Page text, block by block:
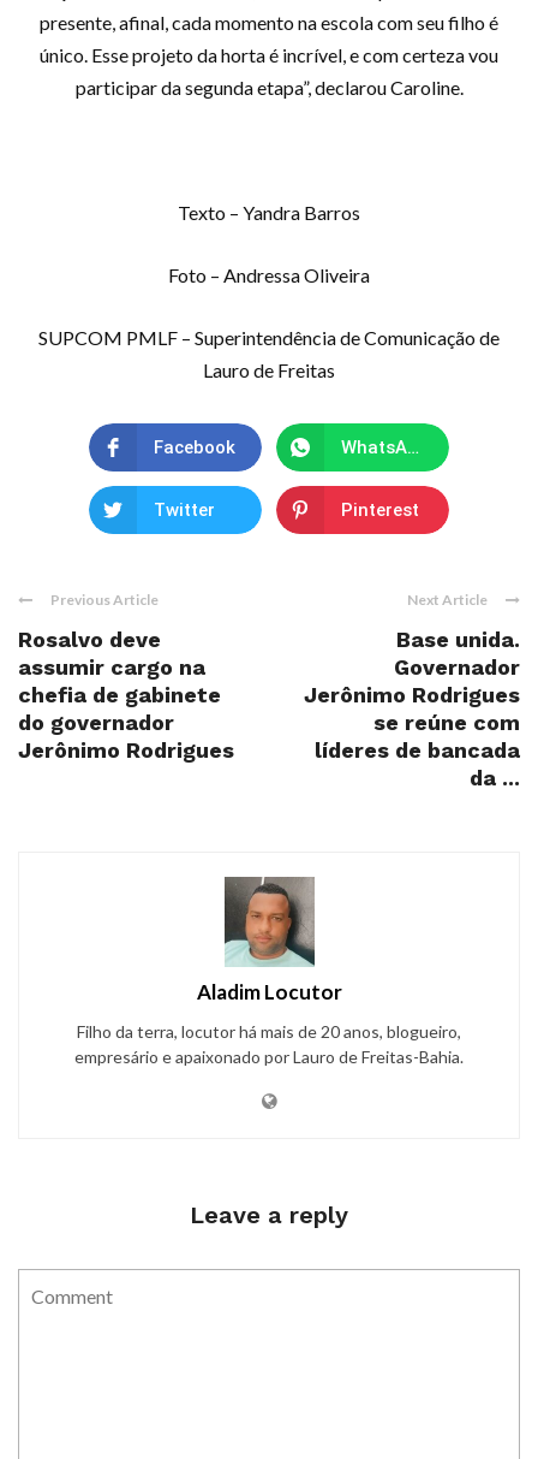
presente, afinal, cada momento na escola com seu filho é
único. Esse projeto da horta é incrível, e com certeza vou
participar da segunda etapa”, declarou Caroline.
Texto – Yandra Barros
Foto – Andressa Oliveira
SUPCOM PMLF – Superintendência de Comunicação de
Lauro de Freitas
Facebook WhatsApp
Twitter Pinterest
Previous Article
Rosalvo deve
assumir cargo na
chefia de gabinete
do governador
Jerônimo Rodrigues
Next Article
Base unida.
Governador
Jerônimo Rodrigues
se reúne com
líderes de bancada
da ...
Aladim Locutor
Filho da terra, locutor há mais de 20 anos, blogueiro,
empresário e apaixonado por Lauro de Freitas-Bahia.
Leave a reply